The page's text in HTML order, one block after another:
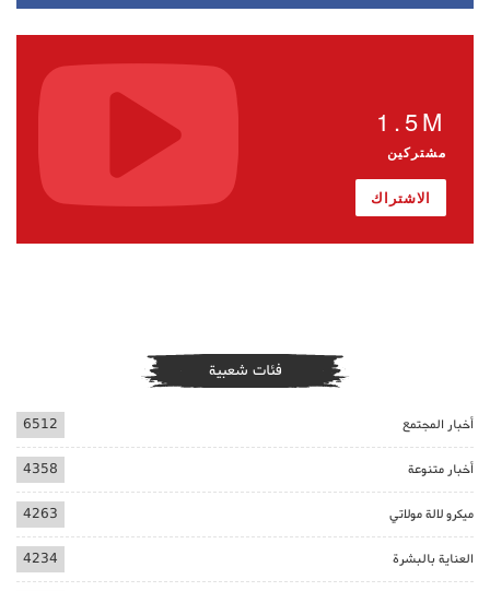
1.5M
مشتركين
الاشتراك
فئات شعبية
أخبار المجتمع 6512
أخبار متنوعة 4358
ميكرو لالة مولاتي 4263
العناية بالبشرة 4234